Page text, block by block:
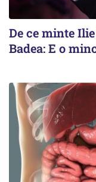
De ce minte
Badea: E o